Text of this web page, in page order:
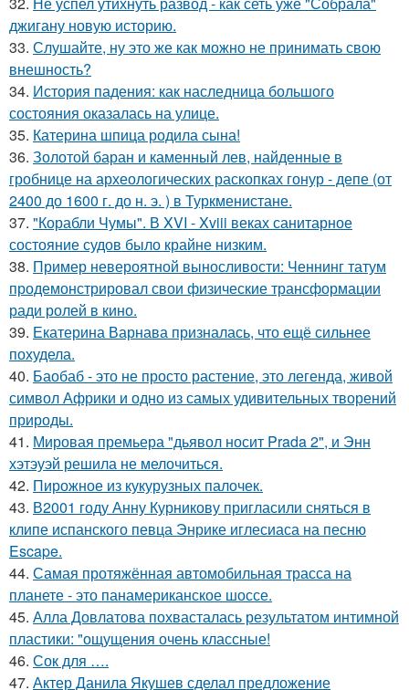
джигану новую историю.
33. Слушайте, ну это же как можно не принимать свою
внешность?
34. История падения: как наследница большого
состояния оказалась на улице.
35. Катерина шпица родила сына!
36. Золотой баран и каменный лев, найденные в
гробнице на археологических раскопках гонур - депе (от
2400 до 1600 г. до н. э. ) в Туркменистане.
37. "Корабли Чумы". В XVI - Xviii веках санитарное
состояние судов было крайне низким.
38. Пример невероятной выносливости: Ченнинг татум
продемонстрировал свои физические трансформации
ради ролей в кино.
39. Екатерина Варнава призналась, что ещё сильнее
похудела.
40. Баобаб - это не просто растение, это легенда, живой
символ Африки и одно из самых удивительных творений
природы.
41. Мировая премьера "дьявол носит Prada 2", и Энн
хэтэуэй решила не мелочиться.
42. Пирожное из кукурузных палочек.
43. В2001 году Анну Курникову пригласили сняться в
клипе испанского певца Энрике иглесиаса на песню
Escape.
44. Самая протяжённая автомобильная трасса на
планете - это панамериканское шоссе.
45. Алла Довлатова похвасталась результатом интимной
пластики: "ощущения очень классные!
46. Сок для ….
47. Актер Данила Якушев сделал предложение